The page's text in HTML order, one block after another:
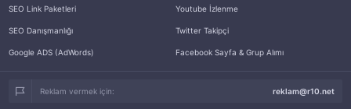
SEO Link Paketleri
SEO Danışmanlığı
Google ADS (AdWords)
Youtube İzlenme
Twitter Takipçi
Facebook Sayfa & Grup Alımı
Reklam vermek için: reklam@r10.net